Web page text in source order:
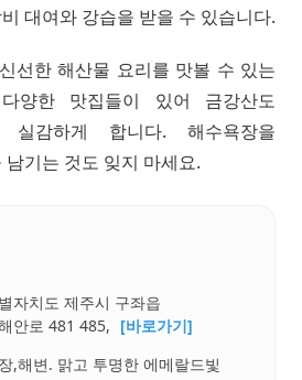
대여와 강습을 받을 수 있습니다.
선한 해산물 요리를 맛볼 수 있는
양한 맛집들이 있어 금강산도
실감하게 합니다. 해수욕장을
기는 것도 잊지 마세요.
자치도 제주시 구좌읍
안로 481 485, [바로가기]
,해변. 맑고 투명한 에메랄드빛